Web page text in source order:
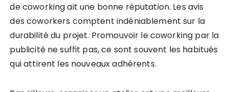
de coworking ait une bonne réputation. Les avis
des coworkers comptent indéniablement sur la
durabilité du projet. Promouvoir le coworking par la
publicité ne suffit pas, ce sont souvent les habitués
qui attirent les nouveaux adhérents.